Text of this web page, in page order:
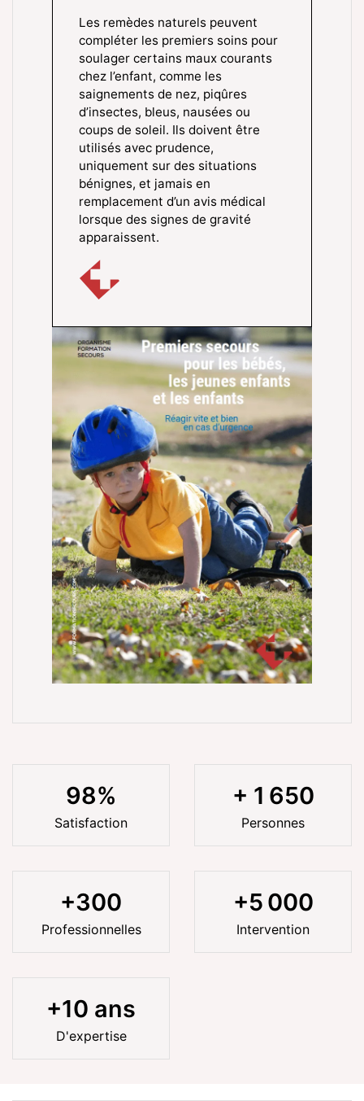
Les remèdes naturels peuvent
compléter les premiers soins pour
soulager certains maux courants
chez l’enfant, comme les
saignements de nez, piqûres
d’insectes, bleus, nausées ou
coups de soleil. Ils doivent être
utilisés avec prudence,
uniquement sur des situations
bénignes, et jamais en
remplacement d’un avis médical
lorsque des signes de gravité
apparaissent.
98%
Satisfaction
+ 1 650
Personnes
+300
Professionnelles
+5 000
Intervention
+10 ans
D'expertise